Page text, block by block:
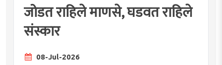
जोडत राहिले माणसे, घडवत राहिले
संस्कार
08-Jul-2026